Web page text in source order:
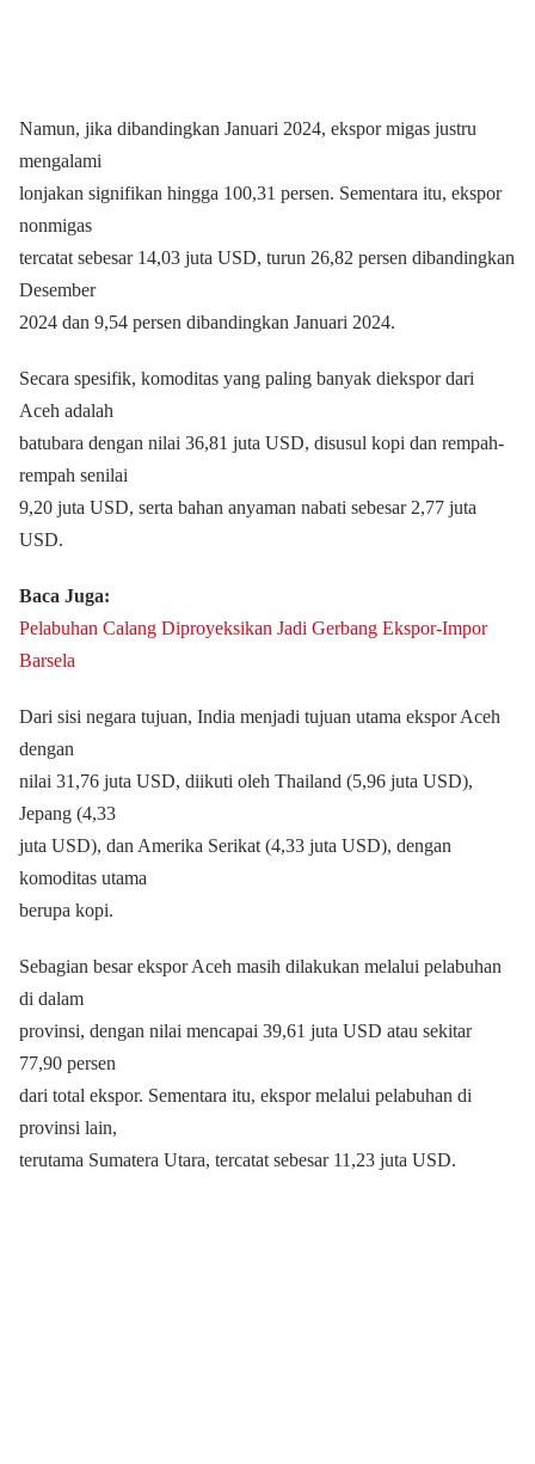
Namun, jika dibandingkan Januari 2024, ekspor migas justru
mengalami
lonjakan signifikan hingga 100,31 persen. Sementara itu, ekspor
nonmigas
tercatat sebesar 14,03 juta USD, turun 26,82 persen dibandingkan
Desember
2024 dan 9,54 persen dibandingkan Januari 2024.
Secara spesifik, komoditas yang paling banyak diekspor dari
Aceh adalah
batubara dengan nilai 36,81 juta USD, disusul kopi dan rempah-
rempah senilai
9,20 juta USD, serta bahan anyaman nabati sebesar 2,77 juta
USD.
Baca Juga:
Pelabuhan Calang Diproyeksikan Jadi Gerbang Ekspor-Impor
Barsela
Dari sisi negara tujuan, India menjadi tujuan utama ekspor Aceh
dengan
nilai 31,76 juta USD, diikuti oleh Thailand (5,96 juta USD),
Jepang (4,33
juta USD), dan Amerika Serikat (4,33 juta USD), dengan
komoditas utama
berupa kopi.
Sebagian besar ekspor Aceh masih dilakukan melalui pelabuhan
di dalam
provinsi, dengan nilai mencapai 39,61 juta USD atau sekitar
77,90 persen
dari total ekspor. Sementara itu, ekspor melalui pelabuhan di
provinsi lain,
terutama Sumatera Utara, tercatat sebesar 11,23 juta USD.